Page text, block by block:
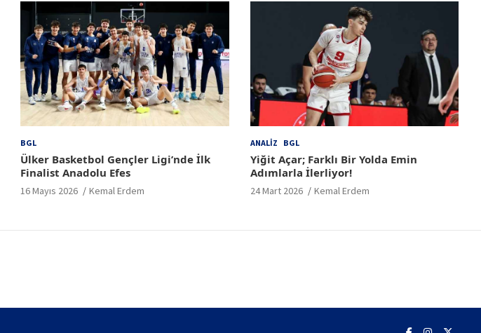
BGL
Ülker Basketbol Gençler Ligi’nde İlk
Finalist Anadolu Efes
16 Mayıs 2026 Kemal Erdem
ANALIZ BGL
Yiğit Açar; Farklı Bir Yolda Emin
Adımlarla İlerliyor!
24 Mart 2026 Kemal Erdem